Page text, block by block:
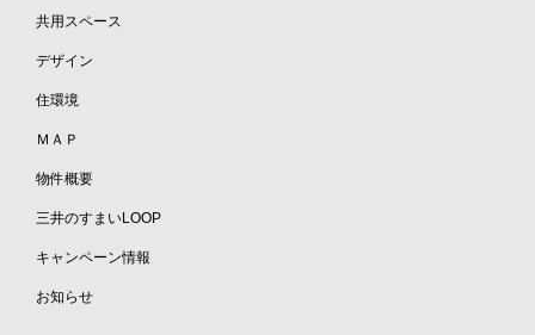
共用スペース
デザイン
住環境
ＭＡＰ
物件概要
三井のすまいLOOP
キャンペーン情報
お知らせ